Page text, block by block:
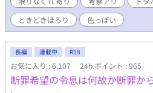
ーエンド確約、デス… ​【異世界転生 /
ドタバタコメディ】 ※2026.05.20
キャラクターのイメージボードが挿
ときどきほろり
色っぽい
長編 連載中 R18
お気に入り : 6,107 24h.ポイント : 965
断罪希望の令息は何故か断罪か